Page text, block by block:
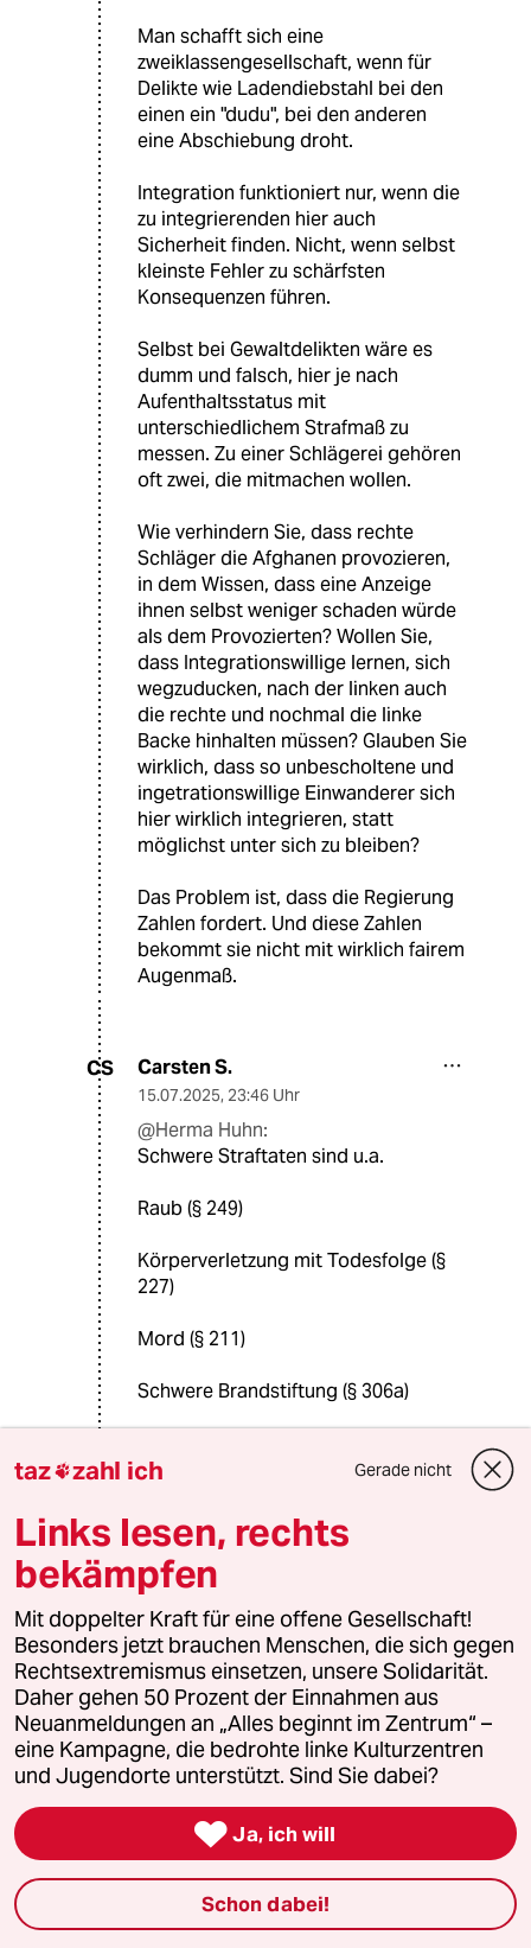
Man schafft sich eine
zweiklassengesellschaft, wenn für
Delikte wie Ladendiebstahl bei den
einen ein "dudu", bei den anderen
eine Abschiebung droht.
Integration funktioniert nur, wenn die
zu integrierenden hier auch
Sicherheit finden. Nicht, wenn selbst
kleinste Fehler zu schärfsten
Konsequenzen führen.
Selbst bei Gewaltdelikten wäre es
dumm und falsch, hier je nach
Aufenthaltsstatus mit
unterschiedlichem Strafmaß zu
messen. Zu einer Schlägerei gehören
oft zwei, die mitmachen wollen.
Wie verhindern Sie, dass rechte
Schläger die Afghanen provozieren,
in dem Wissen, dass eine Anzeige
ihnen selbst weniger schaden würde
als dem Provozierten? Wollen Sie,
dass Integrationswillige lernen, sich
wegzuducken, nach der linken auch
die rechte und nochmal die linke
Backe hinhalten müssen? Glauben Sie
wirklich, dass so unbescholtene und
ingetrationswillige Einwanderer sich
hier wirklich integrieren, statt
möglichst unter sich zu bleiben?
Das Problem ist, dass die Regierung
Zahlen fordert. Und diese Zahlen
bekommt sie nicht mit wirklich fairem
Augenmaß.
CS Carsten S.
15.07.2025, 23:46 Uhr
@Herma Huhn:
Schwere Straftaten sind u.a.
Raub (§ 249)
Körperverletzung mit Todesfolge (§
227)
Mord (§ 211)
Schwere Brandstiftung (§ 306a)
Geiselnahme (§ 239b)
Das passiert einem nicht einfach so.
Das sind keine kleinsten Fehler. Dazu
gehört gehörige kriminelle Energie.
Ich möchte solche Leute nicht bei
uns im Land haben. Wenn es
deutsche Staatsbürger sind, können
wir sie nicht loswerden und nehmen
sie in Haft. Ganz billig ist der Spass
Mit dem gesparten Geld halten wir
besser unsere eigene Gesellschaft
taz zahl ich Gerade nicht
Links lesen, rechts
bekämpfen
Mit doppelter Kraft für eine offene Gesellschaft!
Besonders jetzt brauchen Menschen, die sich gegen
Rechtsextremismus einsetzen, unsere Solidarität.
Daher gehen 50 Prozent der Einnahmen aus
Neuanmeldungen an „Alles beginnt im Zentrum“ –
eine Kampagne, die bedrohte linke Kulturzentren
und Jugendorte unterstützt. Sind Sie dabei?
 Ja, ich will
Schon dabei!